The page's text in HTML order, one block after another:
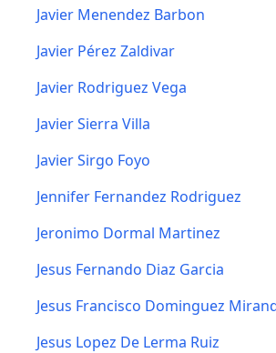
Javier Menendez Barbon
Javier Pérez Zaldivar
Javier Rodriguez Vega
Javier Sierra Villa
Javier Sirgo Foyo
Jennifer Fernandez Rodriguez
Jeronimo Dormal Martinez
Jesus Fernando Diaz Garcia
Jesus Francisco Dominguez
Jesus Lopez De Lerma Ruiz